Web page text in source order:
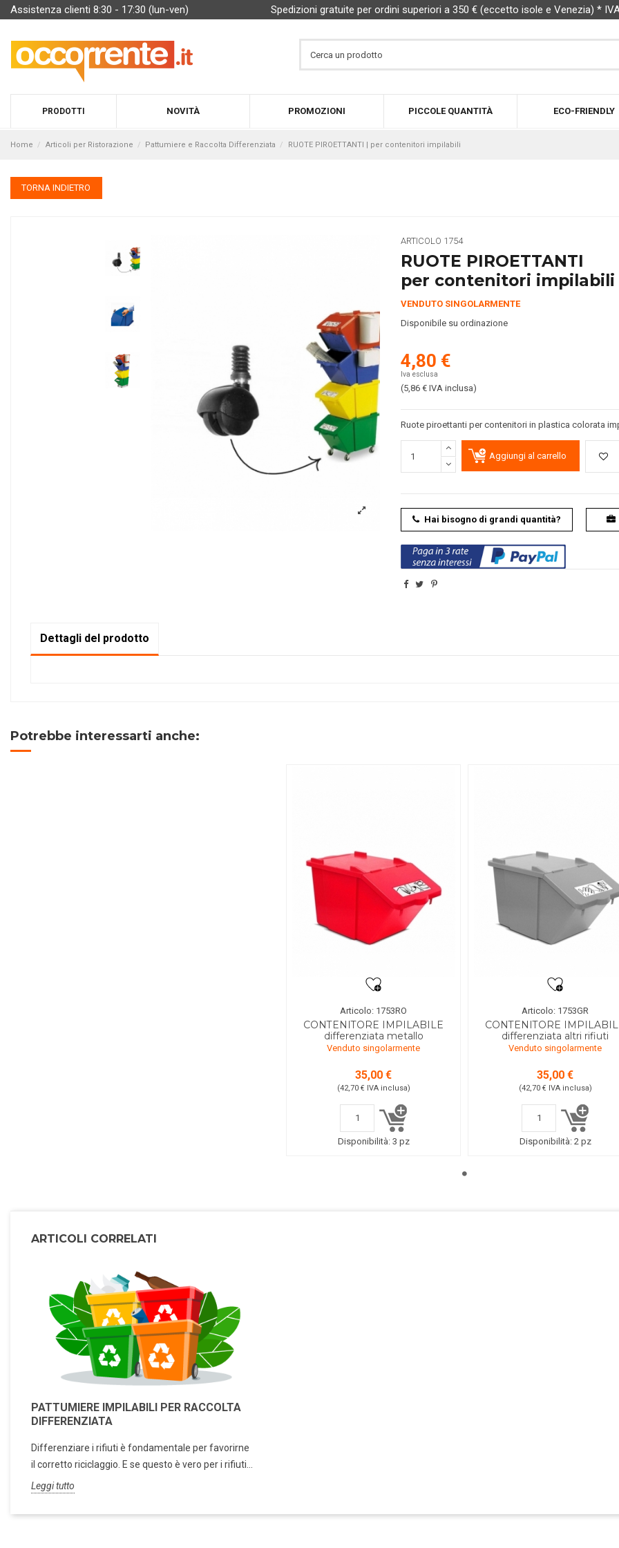
Assistenza clienti 8:30 - 17:30 (lun-ven) Spedizioni gratuite per ordini superiori a 350 € (eccetto isole e Venezia) *
PRODOTTI NOVITÀ PROMOZIONI PICCOLE QUANTITÀ ECO-FRIENDLY
Home Articoli per Ristorazione Pattumiere e Raccolta Differenziata RUOTE PIROETTANTI | per contenitori impilabili
TORNA INDIETRO
ARTICOLO 1754
RUOTE PIROETTANTI
per contenitori impilabili
VENDUTO SINGOLARMENTE
Disponibile su ordinazione
4,80 €
Iva esclusa
(5,86 € IVA inclusa)
Ruote piroettanti per contenitori in plastica colorata
Aggiungi al carrello
Hai bisogno di grandi quantità?
Dettagli del prodotto
Potrebbe interessarti anche:
Articolo: 1753RO
CONTENITORE IMPILABILE
differenziata metallo
Venduto singolarmente
35,00 €
(42,70 € IVA inclusa)
Disponibilità: 3 pz
Articolo: 1753GR
CONTENITORE
differenziata altri rifiuti
Venduto singolarmente
35,00 €
(42,70 € IVA inclusa)
Disponibilità: 2 pz
ARTICOLI CORRELATI
PATTUMIERE IMPILABILI PER RACCOLTA
DIFFERENZIATA
Differenziare i rifiuti è fondamentale per favorirne
il corretto riciclaggio. E se questo è vero per i rifiuti...
Leggi tutto